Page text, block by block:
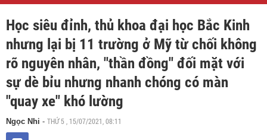
Học siêu đỉnh, thủ khoa đại học Bắc Kinh
nhưng lại bị 11 trường ở Mỹ từ chối không
rõ nguyên nhân, "thần đồng" đối mặt với
sự dè bỉu nhưng nhanh chóng có màn
"quay xe" khó lường
Ngọc Nhi - THỨ 5 , 15/07/2021, 08:11